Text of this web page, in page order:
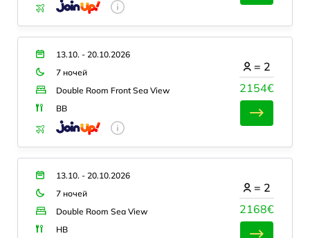
13.10. - 20.10.2026
7 ночей
Double Room Front Sea View
BB
2154€
= 2
13.10. - 20.10.2026
7 ночей
Double Room Sea View
HB
2168€
= 2